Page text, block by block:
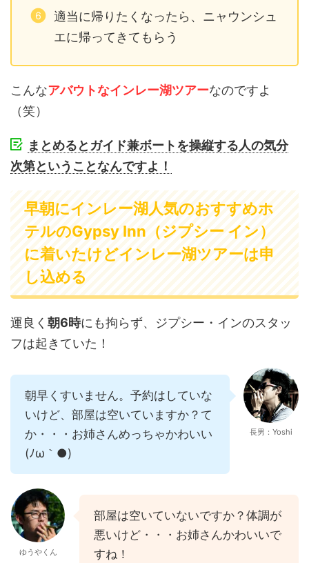
適当に帰りたくなったら、ニャウンシュ
エに帰ってきてもらう
こんなアバウトなインレー湖ツアーなのですよ
（笑）
まとめるとガイド兼ボートを操縦する人の気分
次第ということなんですよ！
早朝にインレー湖人気のおすすめホ
テルのGypsy Inn（ジプシー イン）
に着いたけどインレー湖ツアーは申
し込める
運良く 朝6時にも拘らず、ジプシー・インのスタッ
フは起きていた！
朝早くすいません。予約はしていな
いけど、部屋は空いていますか？て
か・・・お姉さんめっちゃかわいい
(ﾉω｀●)
長男：Yoshi
ゆうやくん
部屋は空いていないですか？体調が
悪いけど・・・お姉さんかわいいで
すね！